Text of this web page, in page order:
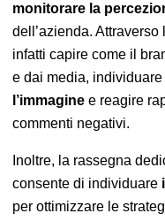
monitorare la
dell’azienda.
infatti capire come il
e dai media, individuare
l’immagine e reagire
commenti negativi.
Inoltre, la rassegna
consente di individuare
per ottimizzare le